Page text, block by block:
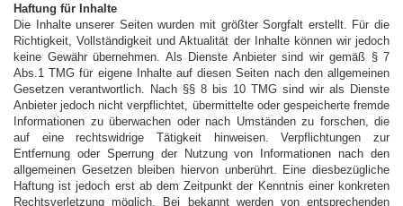
Haftung für Inhalte
Die Inhalte unserer Seiten wurden mit größter Sorgfalt erstellt. Für die
Richtigkeit, Vollständigkeit und Aktualität der Inhalte können wir jedoch
keine Gewähr übernehmen. Als Dienste Anbieter sind wir gemäß § 7
Abs.1 TMG für eigene Inhalte auf diesen Seiten nach den allgemeinen
Gesetzen verantwortlich. Nach §§ 8 bis 10 TMG sind wir als Dienste
Anbieter jedoch nicht verpflichtet, übermittelte oder gespeicherte fremde
Informationen zu überwachen oder nach Umständen zu forschen, die
auf eine rechtswidrige Tätigkeit hinweisen. Verpflichtungen zur
Entfernung oder Sperrung der Nutzung von Informationen nach den
allgemeinen Gesetzen bleiben hiervon unberührt. Eine diesbezügliche
Haftung ist jedoch erst ab dem Zeitpunkt der Kenntnis einer konkreten
Rechtsverletzung möglich. Bei bekannt werden von entsprechenden